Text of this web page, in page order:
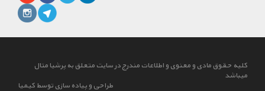
کلیه حقوق مادی و معنوی و اطلاعات مندرج در سایت متعلق به پرشیا متال
میباشد
طراحی و پیاده سازی توسط کیمیا